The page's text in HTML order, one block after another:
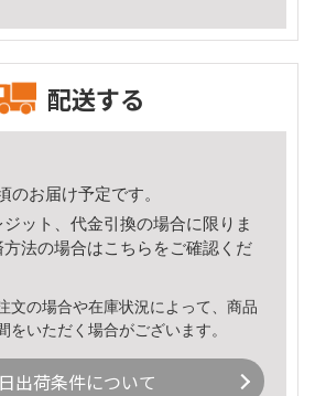
配送する
のお届け予定です。
ット、代金引換の場合に限りま
法の場合はこちら をご確認くだ
文の場合や在庫状況によって、商品
をいただく場合がございます。
出荷条件について